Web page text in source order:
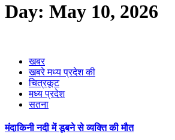
Day: May 10, 2026
खबर
खबरे मध्य प्रदेश की
चित्रकूट
मध्य प्रदेश
सतना
मंदाकिनी नदी में डूबने से व्यक्ति की मौत